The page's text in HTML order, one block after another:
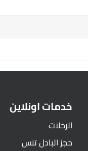
خدمات اونلاين
الرحلات
حجز البادل تنس